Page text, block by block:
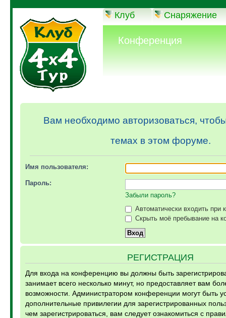
Клуб Снаряжение
Конференция
Вам необходимо авторизоваться,
темах в этом форуме.
Имя пользователя:
Пароль:
Забыли пароль?
Автоматически входить при
Скрыть моё пребывание на
РЕГИСТРАЦИЯ
Для входа на конференцию вы должны быть
занимает всего несколько минут, но предоставляет вам
возможности. Администратором конференции могут быть
дополнительные привилегии для зарегистрированных
чем зарегистрироваться, вам следует ознакомиться с